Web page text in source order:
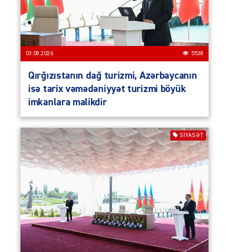
03.08.2026 5538
Qırğızıstanın dağ turizmi, Azərbaycanın
isə tarix vəmədəniyyət turizmi böyük
imkanlara malikdir
SIYASƏT